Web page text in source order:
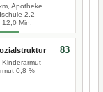
Apotheke
2,2
Min.
0,8 %
83